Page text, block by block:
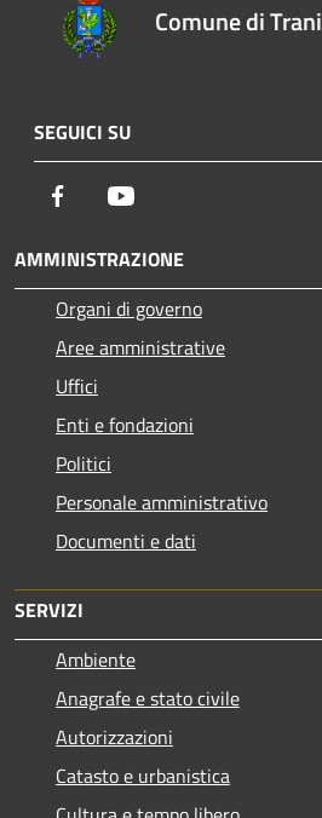
Comune di Trani
SEGUICI SU
Facebook
AMMINISTRAZIONE
Organi di governo
Aree amministrative
Uffici
Enti e fondazioni
Politici
Personale amministrativo
Documenti e dati
SERVIZI
Ambiente
Anagrafe e stato civile
Autorizzazioni
Catasto e urbanistica